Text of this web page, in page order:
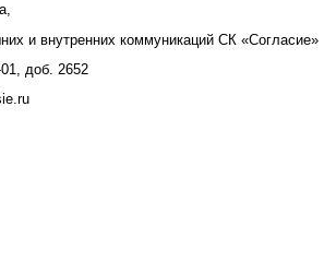
и внутренних коммуникаций СК «Согласие»
доб. 2652